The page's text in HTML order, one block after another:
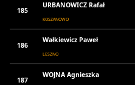
185
URBANOWICZ Rafał
KOSZANOWO
186
Wałkiewicz Paweł
LESZNO
187
WOJNA Agnieszka